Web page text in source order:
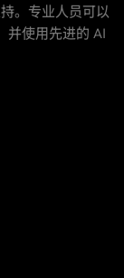
。专业人员可以
并使用先进的 AI